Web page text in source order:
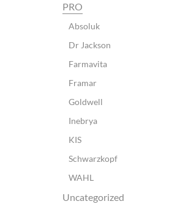
PRO
Absoluk
Dr Jackson
Farmavita
Framar
Goldwell
Inebrya
KIS
Schwarzkopf
WAHL
Uncategorized